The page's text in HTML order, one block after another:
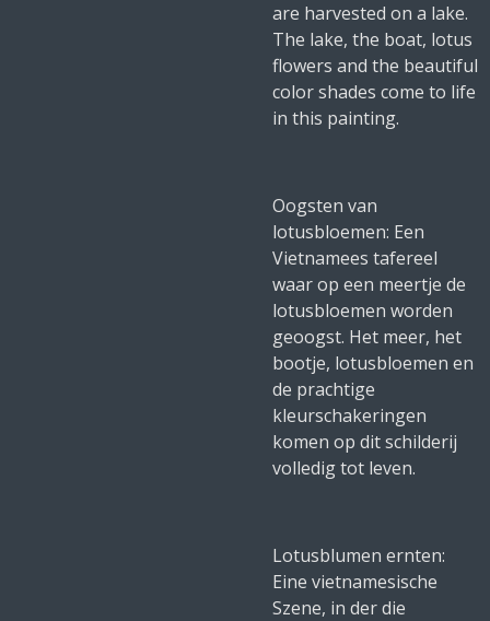
are harvested on a lake.
The lake, the boat, lotus
flowers and the beautiful
color shades come to life
in this painting.
Oogsten van
lotusbloemen: Een
Vietnamees tafereel
waar op een meertje de
lotusbloemen worden
geoogst. Het meer, het
bootje, lotusbloemen en
de prachtige
kleurschakeringen
komen op dit schilderij
volledig tot leven.
Lotusblumen ernten:
Eine vietnamesische
Szene, in der die